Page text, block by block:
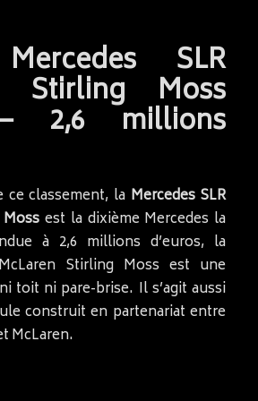
SLR
Stirling Moss
2,6 millions
classement, la Mercedes SLR
est la dixième Mercedes la
à 2,6 millions d’euros, la
Stirling Moss est une
toit ni pare-brise. Il s’agit aussi
construit en partenariat entre
McLaren.